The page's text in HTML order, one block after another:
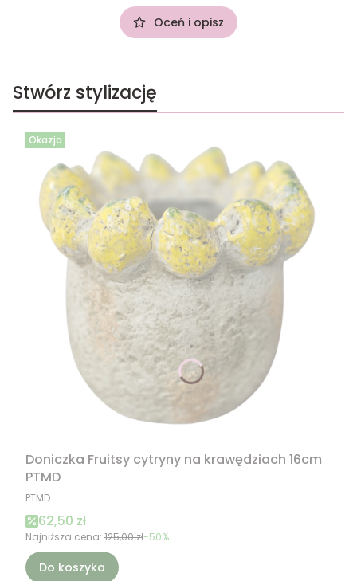
Oceń i opisz
Stwórz stylizację
Okazja
Doniczka Fruitsy cytryny na krawędziach 16cm
PTMD
PRODUCENT
PTMD
Cena promocyjna
62,50 zł
Najniższa cena: 125,00 zł-50%
Do koszyka